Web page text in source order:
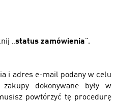
„status zamówienia”.
i adres e-mail podany w celu
dokonywane były w
powtórzyć tę procedurę